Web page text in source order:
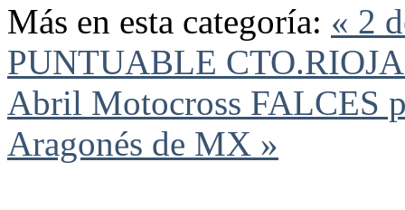
Más en esta categoría: « 2
PUNTUABLE
Abril Motocross FALCES
Aragonés de MX »